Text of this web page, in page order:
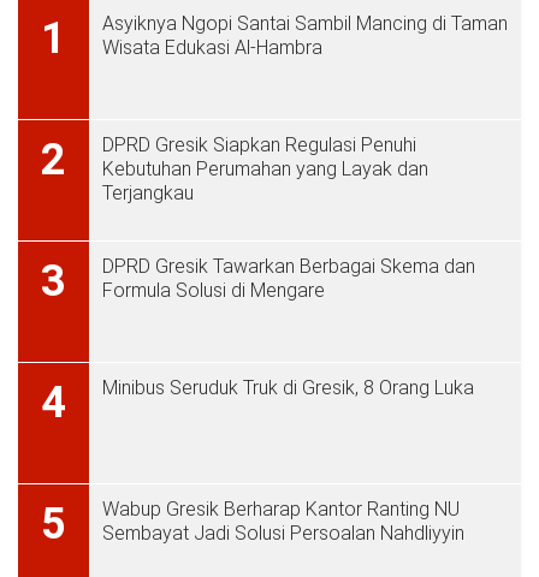
1
Asyiknya Ngopi Santai Sambil Mancing di Taman
Wisata Edukasi Al-Hambra
2
DPRD Gresik Siapkan Regulasi Penuhi
Kebutuhan Perumahan yang Layak dan
Terjangkau
3
DPRD Gresik Tawarkan Berbagai Skema dan
Formula Solusi di Mengare
4 Minibus Seruduk Truk di Gresik, 8 Orang Luka
5
Wabup Gresik Berharap Kantor Ranting NU
Sembayat Jadi Solusi Persoalan Nahdliyyin